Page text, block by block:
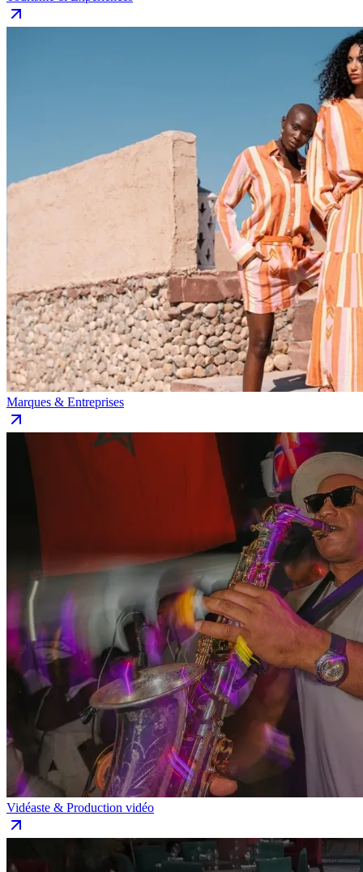
Marques & Entreprises
Vidéaste & Production vidéo